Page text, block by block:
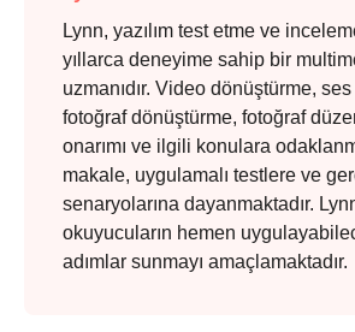
Lynn, yazılım test etme ve
yıllarca deneyime sahip bir
uzmanıdır. Video dönüştürme,
fotoğraf dönüştürme, fotoğraf
onarımı ve ilgili konulara
makale, uygulamalı testlere ve
senaryolarına dayanmaktadır.
okuyucuların hemen
adımlar sunmayı amaçlamaktadır.